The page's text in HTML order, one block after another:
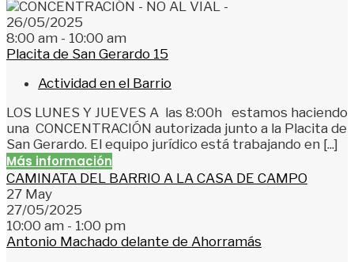
26/05/2025
8:00 am - 10:00 am
Placita de San Gerardo 15
Actividad en el Barrio
LOS LUNES Y JUEVES A las 8:00h estamos haciendo
una CONCENTRACIÓN autorizada junto a la Placita de
San Gerardo. El equipo jurídico está trabajando en [...]
Más información
CAMINATA DEL BARRIO A LA CASA DE CAMPO
27 May
27/05/2025
10:00 am - 1:00 pm
Antonio Machado delante de Ahorramás